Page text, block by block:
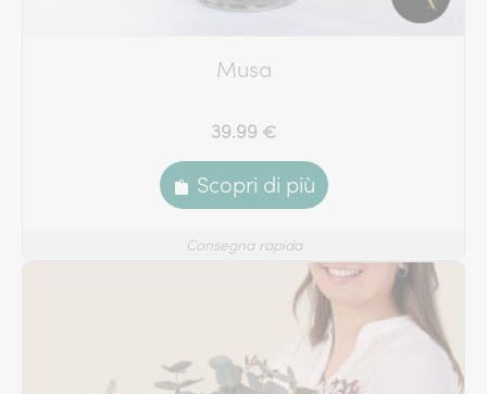
Musa
39.99 €
Scopri di più
Consegna rapida